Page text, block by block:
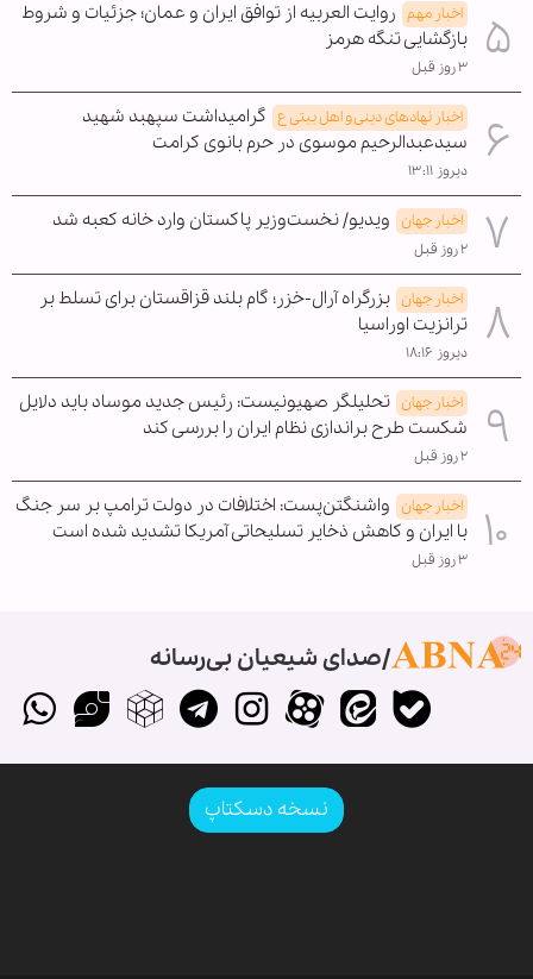
اخبار مهم روایت العربیه از توافق ایران و عمان؛ جزئیات و شروط
بازگشایی تنگه هرمز
۳ روز قبل
اخبار نهادهای دینی و اهل بیتی ع گرامیداشت سپهبد شهید
سیدعبدالرحیم موسوی در حرم بانوی کرامت
دیروز ۱۳:۱۱
اخبار جهان ویدیو/ نخست‌وزیر پاکستان وارد خانه کعبه شد
۲ روز قبل
اخبار جهان بزرگراه آرال-خزر؛ گام بلند قزاقستان برای تسلط بر
ترانزیت اوراسیا
دیروز ۱۸:۱۶
اخبار جهان تحلیلگر صهیونیست: رئیس جدید موساد باید دلایل
شکست طرح براندازی نظام ایران را بررسی کند
۲ روز قبل
اخبار جهان واشنگتن‌پست: اختلافات در دولت ترامپ بر سر جنگ
با ایران و کاهش ذخایر تسلیحاتی آمریکا تشدید شده است
۳ روز قبل
صدای شیعیان بی‌رسانه
نسخه دسکتاپ